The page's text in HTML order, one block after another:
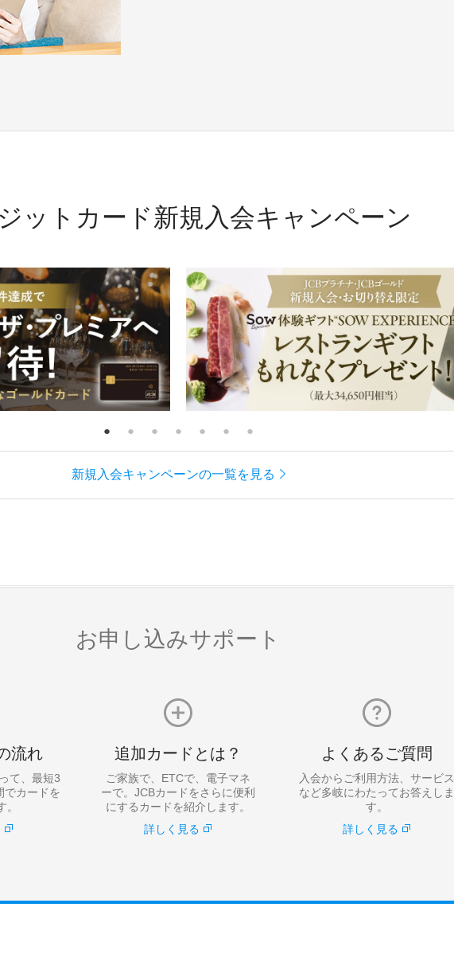
ットカード新規入会キャンペーン
新規入会キャンペーンの一覧を見る
お申し込みサポート
流れ
て、最短3
でカードを
追加カードとは？
ご家族で、ETCで、電子マネ
ーで。JCBカードをさらに便利
にするカードを紹介します。
詳しく見る
よくあるご質問
入会からご利用方法、サービス
など多岐にわたってお答えしま
す。
詳しく見る